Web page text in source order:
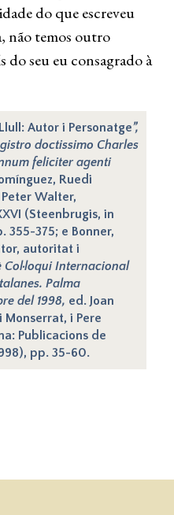
do que escreveu
não temos outro
do seu eu consagrado à
Autor i Personatge”,
doctissimo Charles
feliciter agenti
Ruedi
Walter,
(Steenbrugis, in
355-375; e Bonner,
autoritat i
Col·loqui Internacional
Palma
del 1998, ed. Joan
Monserrat, i Pere
Publicacions de
pp. 35-60.